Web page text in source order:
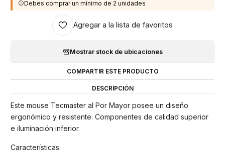
Debes comprar un mínimo de 2 unidades
Agregar a la lista de favoritos
Mostrar stock de ubicaciones
COMPARTIR ESTE PRODUCTO
DESCRIPCIÓN
Este mouse Tecmaster al Por Mayor posee un diseño
ergonómico y resistente. Componentes de calidad superior
e iluminación inferior.
Características: